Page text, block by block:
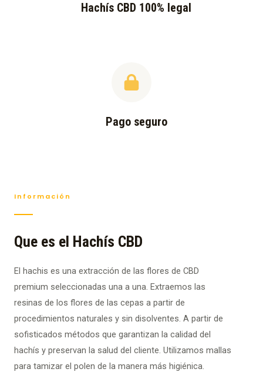
Hachís CBD 100% legal
Pago seguro
Información
Que es el Hachís CBD
El hachis es una extracción de las flores de CBD
premium seleccionadas una a una. Extraemos las
resinas de los flores de las cepas a partir de
procedimientos naturales y sin disolventes. A partir de
sofisticados métodos que garantizan la calidad del
hachís y preservan la salud del cliente. Utilizamos mallas
para tamizar el polen de la manera más higiénica.